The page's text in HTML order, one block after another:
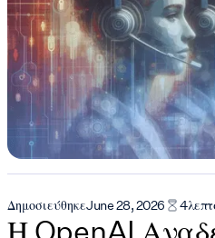
ΔημοσιεύθηκεJune 28, 2026 4
Η OpenAI